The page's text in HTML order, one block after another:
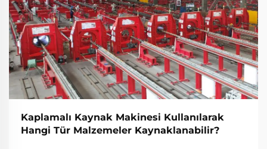
Kaplamalı Kaynak Makinesi Kullanılarak
Hangi Tür Malzemeler Kaynaklanabilir?